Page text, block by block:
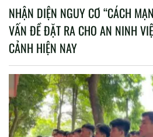
NHẬN DIỆN NGUY CƠ “CÁCH
VẤN ĐỀ ĐẶT RA CHO AN NINH
CẢNH HIỆN NAY